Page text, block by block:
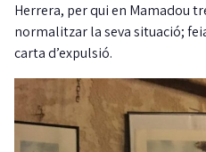
Herrera, per qui en Mamadou
normalitzar la seva situació;
carta d’expulsió.